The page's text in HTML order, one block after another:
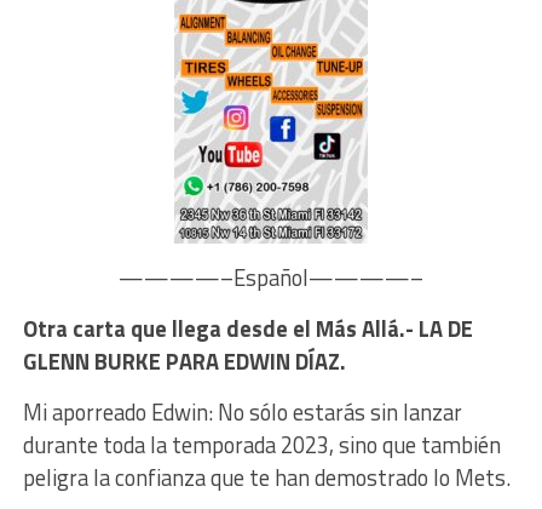
————–Español————–
Otra carta que llega desde el Más Allá.- LA DE
GLENN BURKE PARA EDWIN DÍAZ.
Mi aporreado Edwin: No sólo estarás sin lanzar
durante toda la temporada 2023, sino que también
peligra la confianza que te han demostrado lo Mets.